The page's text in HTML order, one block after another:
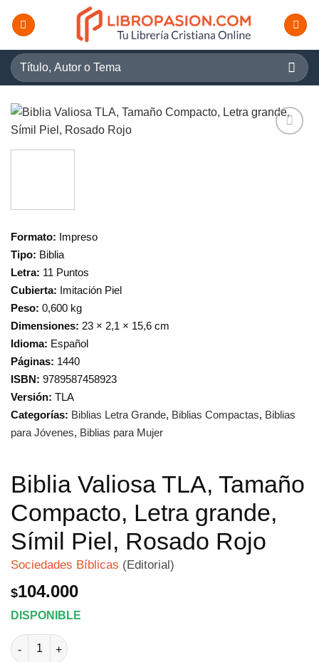
Buscar
por:
Formato: Impreso
Tipo: Biblia
Letra: 11 Puntos
Cubierta: Imitación Piel
Peso: 0,600 kg
Dimensiones: 23 × 2,1 × 15,6 cm
Idioma: Español
Páginas: 1440
ISBN: 9789587458923
Versión: TLA
Categorías: Biblias Letra Grande, Biblias Compactas, Biblias
para Jóvenes, Biblias para Mujer
Biblia Valiosa TLA, Tamaño
Compacto, Letra grande,
Símil Piel, Rosado Rojo
Sociedades Bíblicas (Editorial)
$104.000
DISPONIBLE
Biblia Valiosa TLA, Tamaño Compacto, Letra grande, Símil